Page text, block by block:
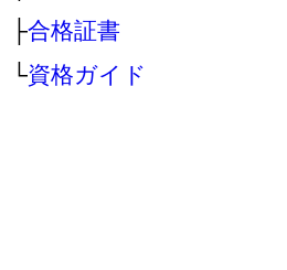
├合格証書
└資格ガイド